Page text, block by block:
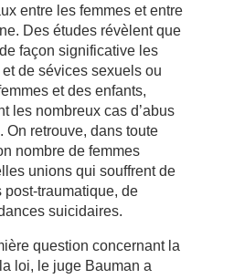
entre les femmes et entre
Des études révèlent que
façon significative les
de sévices sexuels ou
et des enfants,
les nombreux cas d’abus
On retrouve, dans toute
nombre de femmes
unions qui souffrent de
post-traumatique, de
suicidaires.
question concernant la
loi, le juge Bauman a